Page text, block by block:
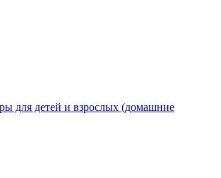
для детей и взрослых (домашние